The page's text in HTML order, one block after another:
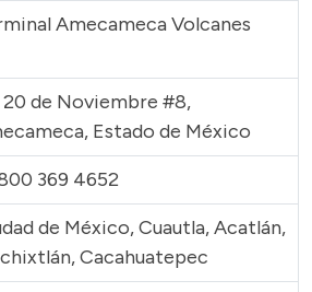
Amecameca Volcanes
20 de Noviembre #8,
Estado de México
369 4652
de México, Cuautla, Acatlán,
Cacahuatepec